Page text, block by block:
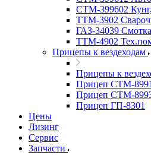
СТМ-399602
ТТМ-3902
ГАЗ-34039 Смотка
ТТМ-4902
Прицепы к вездеходам
Прицепы к
Прицеп СТМ-8991
Прицеп СТМ-
Прицеп ГП-8301
Цены
Лизинг
Сервис
Запчасти